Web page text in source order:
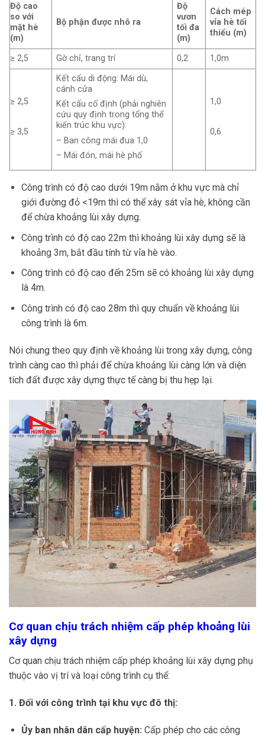
Độ cao
so với
mặt hè
(m)
Bộ phận được nhô ra
Độ
vươn
tối đa
(m)
Cách mép
vỉa hè tối
thiểu (m)
≥ 2,5 Gờ chỉ, trang trí 0,2 1,0m
≥ 2,5
≥ 3,5
Kết cấu di động: Mái dù,
cánh cửa
Kết cấu cố định (phải nghiên
cứu quy định trong tổng thể
kiến trúc khu vực):
– Ban công mái đua 1,0
– Mái đón, mái hè phố
1,0
0,6
Công trình có độ cao dưới 19m nằm ở khu vực mà chỉ
giới đường đỏ <19m thì có thể xây sát vỉa hè, không cần
để chừa khoảng lùi xây dựng.
Công trình có độ cao 22m thì khoảng lùi xây dựng sẽ là
khoảng 3m, bắt đầu tính từ vỉa hè vào.
Công trình có độ cao đến 25m sẽ có khoảng lùi xây dựng
là 4m.
Công trình có độ cao 28m thì quy chuẩn về khoảng lùi
công trình là 6m.
Nói chung theo quy định về khoảng lùi trong xây dựng, công
trình càng cao thì phải để chừa khoảng lùi càng lớn và diện
tích đất được xây dựng thực tế càng bị thu hẹp lại.
Cơ quan chịu trách nhiệm cấp phép khoảng lùi
xây dựng
Cơ quan chịu trách nhiệm cấp phép khoảng lùi xây dựng phụ
thuộc vào vị trí và loại công trình cụ thể:
1. Đối với công trình tại khu vực đô thị:
Ủy ban nhân dân cấp huyện: Cấp phép cho các công